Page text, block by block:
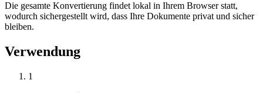
Die gesamte Konvertierung findet lokal in Ihrem Browser statt,
wodurch sichergestellt wird, dass Ihre Dokumente privat und sicher
bleiben.
Verwendung
1